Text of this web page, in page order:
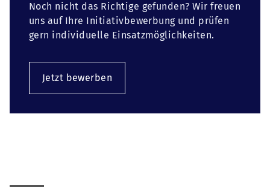
Noch nicht das Richtige gefunden? Wir freuen
uns auf Ihre Initiativbewerbung und prüfen
gern individuelle Einsatzmöglichkeiten.
Jetzt bewerben